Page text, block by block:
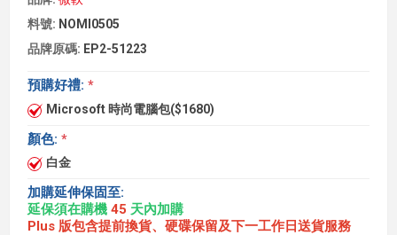
料號: NOMI0505
品牌原碼: EP2-51223
預購好禮: *
Microsoft 時尚電腦包($1680)
顏色: *
白金
加購延伸保固至:
延保須在購機 45 天內加購
Plus 版包含提前換貨、硬碟保留及下一工作日送貨服務